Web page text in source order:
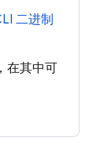
二进制
在其中可